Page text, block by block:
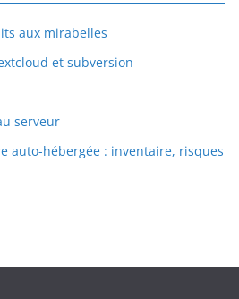
aux mirabelles
et subversion
serveur
auto-hébergée : inventaire, risques